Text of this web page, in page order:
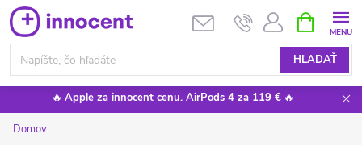
Prejsť
na
obsah
HĽADAŤ
KOŠÍK
🔥 Apple za innocent cenu. AirPods 4 za 119 € 🔥
Domov